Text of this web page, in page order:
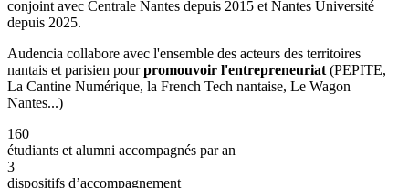
conjoint avec Centrale Nantes depuis 2015 et Nantes Université
depuis 2025.
Audencia collabore avec l'ensemble des acteurs des territoires
nantais et parisien pourpromouvoir l'entrepreneuriat (PEPITE,
La Cantine Numérique, la French Tech nantaise, Le Wagon
Nantes...)
160
étudiants et alumni accompagnés par an
3
dispositifs d’accompagnement